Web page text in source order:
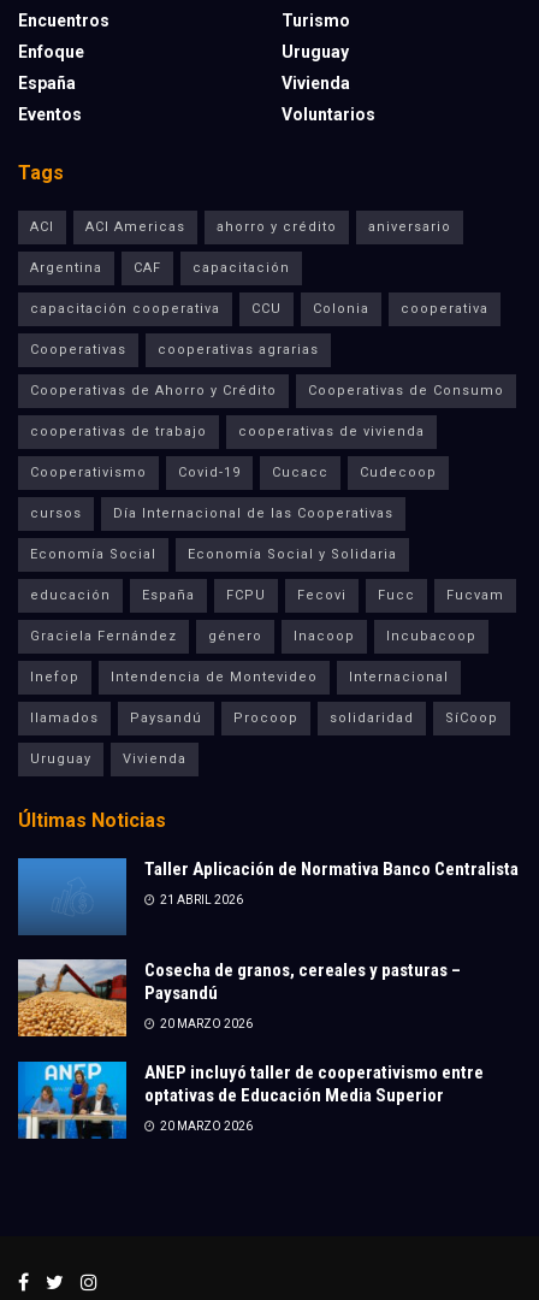
Encuentros
Enfoque
España
Eventos
Turismo
Uruguay
Vivienda
Voluntarios
Tags
ACI ACI Americas ahorro y crédito aniversario
Argentina CAF capacitación
capacitación cooperativa CCU Colonia cooperativa
Cooperativas cooperativas agrarias
Cooperativas de Ahorro y Crédito Cooperativas de Consumo
cooperativas de trabajo cooperativas de vivienda
Cooperativismo Covid-19 Cucacc Cudecoop
cursos Día Internacional de las Cooperativas
Economía Social Economía Social y Solidaria
educación España FCPU Fecovi Fucc Fucvam
Graciela Fernández género Inacoop Incubacoop
Inefop Intendencia de Montevideo Internacional
llamados Paysandú Procoop solidaridad SíCoop
Uruguay Vivienda
Últimas Noticias
Taller Aplicación de Normativa Banco Centralista
21 ABRIL 2026
Cosecha de granos, cereales y pasturas –
Paysandú
20 MARZO 2026
ANEP incluyó taller de cooperativismo entre
optativas de Educación Media Superior
20 MARZO 2026